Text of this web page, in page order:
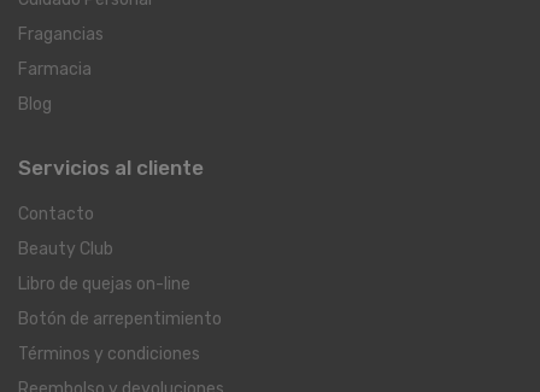
Fragancias
Farmacia
Blog
Servicios al cliente
Contacto
Beauty Club
Libro de quejas on-line
Botón de arrepentimiento
Términos y condiciones